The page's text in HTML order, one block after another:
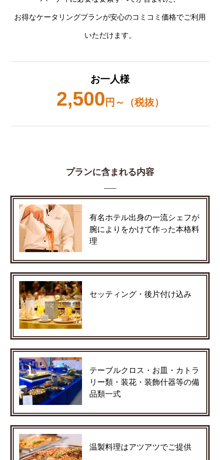
お得なケータリングプランが安心のコミコミ価格でご利用
いただけます。
お一人様
2,500 円～（税抜）
プランに含まれる内容
有名ホテル出身の一流シェフが
腕によりをかけて作った本格料
理
セッティング・後片付け込み
テーブルクロス・お皿・カトラ
リー類・装花・装飾什器等の備
品類一式
温製料理はアツアツでご提供